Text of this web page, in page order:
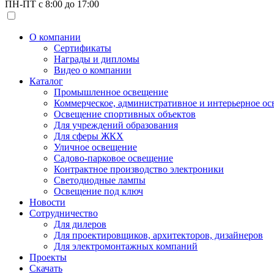
ПН-ПТ с 8:00 до 17:00
О компании
Сертификаты
Награды и дипломы
Видео о компании
Каталог
Промышленное освещение
Коммерческое, административное и интерьерное
Освещение спортивных объектов
Для учреждений образования
Для сферы ЖКХ
Уличное освещение
Садово-парковое освещение
Контрактное производство электроники
Светодиодные лампы
Освещение под ключ
Новости
Сотрудничество
Для дилеров
Для проектировщиков, архитекторов, дизайнеров
Для электромонтажных компаний
Проекты
Скачать